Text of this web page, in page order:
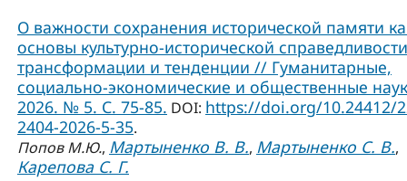
О важности сохранения исторической памяти
основы культурно-исторической
трансформации и тенденции // Гуманитарные,
социально-экономические и общественные
2026. № 5. С. 75-85. DOI: https://doi.org/10.24412/
2404-2026-5-35.
Попов М.Ю., Мартыненко В. В., Мартыненко С. В.,
Карепова С. Г.